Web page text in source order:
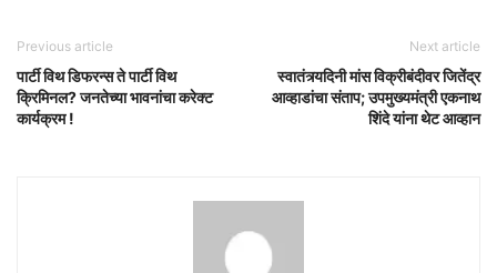
Previous article
पार्टी विथ डिफरन्स ते पार्टी विथ
क्रिमिनल? जनतेच्या भावनांचा करेक्ट
कार्यक्रम !
Next article
स्वातंत्र्यदिनी मांस विक्रीबंदीवर जितेंद्र
आव्हाडांचा संताप; उपमुख्यमंत्री एकनाथ
शिंदे यांना थेट आव्हान